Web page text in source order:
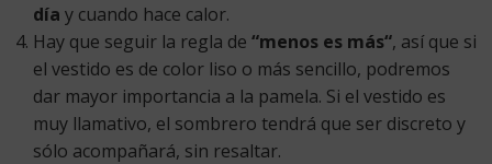
día y cuando hace calor.
Hay que seguir la regla de “menos es más“, así que si
el vestido es de color liso o más sencillo, podremos
dar mayor importancia a la pamela. Si el vestido es
muy llamativo, el sombrero tendrá que ser discreto y
sólo acompañará, sin resaltar.